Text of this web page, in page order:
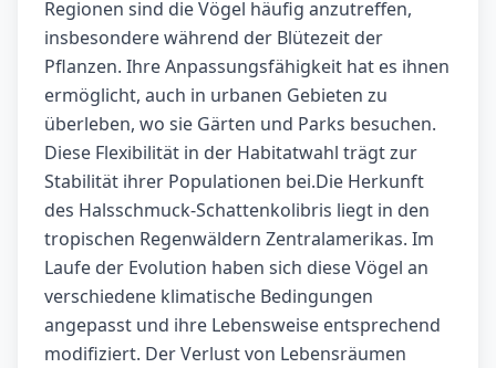
Regionen sind die Vögel häufig anzutreffen,
insbesondere während der Blütezeit der
Pflanzen. Ihre Anpassungsfähigkeit hat es ihnen
ermöglicht, auch in urbanen Gebieten zu
überleben, wo sie Gärten und Parks besuchen.
Diese Flexibilität in der Habitatwahl trägt zur
Stabilität ihrer Populationen bei.Die Herkunft
des Halsschmuck-Schattenkolibris liegt in den
tropischen Regenwäldern Zentralamerikas. Im
Laufe der Evolution haben sich diese Vögel an
verschiedene klimatische Bedingungen
angepasst und ihre Lebensweise entsprechend
modifiziert. Der Verlust von Lebensräumen